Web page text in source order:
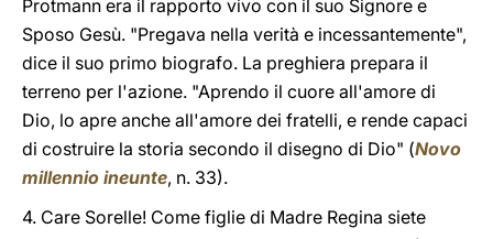
Protmann era il rapporto vivo con il suo Signore e
Sposo Gesù. "Pregava nella verità e incessantemente",
dice il suo primo biografo. La preghiera prepara il
terreno per l'azione. "Aprendo il cuore all'amore di
Dio, lo apre anche all'amore dei fratelli, e rende capaci
di costruire la storia secondo il disegno di Dio" (Novo
millennio ineunte, n. 33).
4. Care Sorelle! Come figlie di Madre Regina siete